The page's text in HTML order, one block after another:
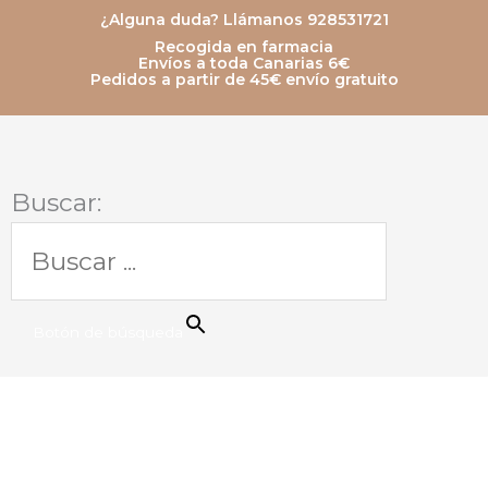
¿Alguna duda? Llámanos 928531721
Recogida en farmacia
Envíos a toda Canarias 6€
Pedidos a partir de 45€ envío gratuito
Buscar: